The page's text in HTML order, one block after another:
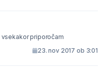
priporočam
23. nov 2017 ob 3:01